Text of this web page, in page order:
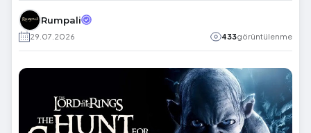
Rumpali
29.07.2026 433görüntülenme